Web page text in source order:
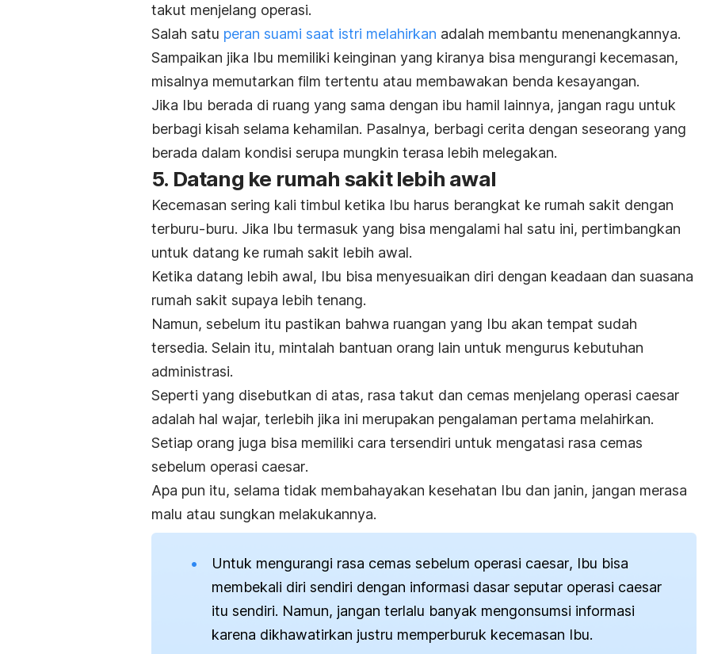
takut menjelang operasi.
Salah satu peran suami saat istri melahirkan adalah membantu menenangkannya.
Sampaikan jika Ibu memiliki keinginan yang kiranya bisa mengurangi kecemasan,
misalnya memutarkan film tertentu atau membawakan benda kesayangan.
Jika Ibu berada di ruang yang sama dengan ibu hamil lainnya, jangan ragu untuk
berbagi kisah selama kehamilan. Pasalnya, berbagi cerita dengan seseorang yang
berada dalam kondisi serupa mungkin terasa lebih melegakan.
5. Datang ke rumah sakit lebih awal
Kecemasan sering kali timbul ketika Ibu harus berangkat ke rumah sakit dengan
terburu-buru. Jika Ibu termasuk yang bisa mengalami hal satu ini, pertimbangkan
untuk datang ke rumah sakit lebih awal.
Ketika datang lebih awal, Ibu bisa menyesuaikan diri dengan keadaan dan suasana
rumah sakit supaya lebih tenang.
Namun, sebelum itu pastikan bahwa ruangan yang Ibu akan tempat sudah
tersedia. Selain itu, mintalah bantuan orang lain untuk mengurus kebutuhan
administrasi.
Seperti yang disebutkan di atas, rasa takut dan cemas menjelang operasi caesar
adalah hal wajar, terlebih jika ini merupakan pengalaman pertama melahirkan.
Setiap orang juga bisa memiliki cara tersendiri untuk mengatasi rasa cemas
sebelum operasi caesar.
Apa pun itu, selama tidak membahayakan kesehatan Ibu dan janin, jangan merasa
malu atau sungkan melakukannya.
Untuk mengurangi rasa cemas sebelum operasi caesar, Ibu bisa
membekali diri sendiri dengan informasi dasar seputar operasi caesar
itu sendiri. Namun, jangan terlalu banyak mengonsumsi informasi
karena dikhawatirkan justru memperburuk kecemasan Ibu.